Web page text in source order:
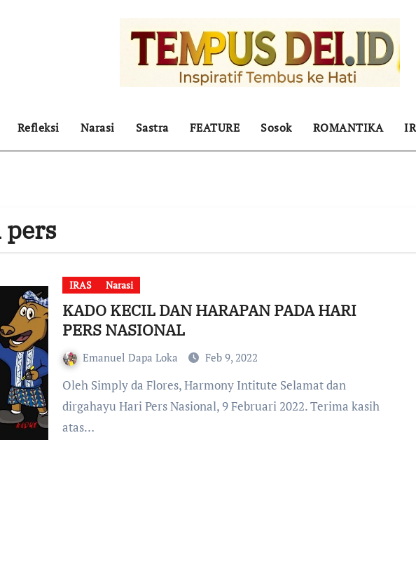
Refleksi Narasi Sastra FEATURE Sosok ROMANTIKA
pers
IRAS Narasi
KADO KECIL DAN HARAPAN PADA HARI
PERS NASIONAL
Emanuel Dapa Loka Feb 9, 2022
Oleh Simply da Flores, Harmony Intitute Selamat dan
dirgahayu Hari Pers Nasional, 9 Februari 2022. Terima kasih
atas…